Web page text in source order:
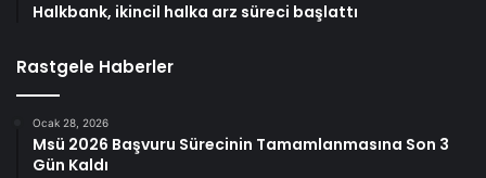
Halkbank, ikincil halka arz süreci başlattı
Rastgele Haberler
Ocak 28, 2026
Msü 2026 Başvuru Sürecinin Tamamlanmasına Son 3
Gün Kaldı